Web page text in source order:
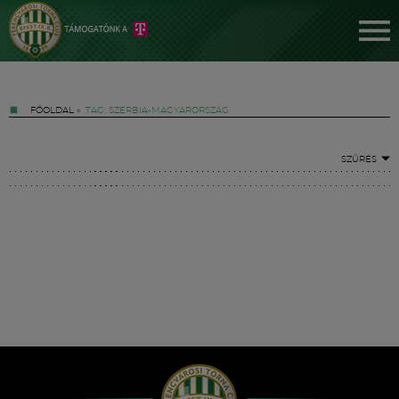
FŐOLDAL » TAG: SZERBIA-MAGYARORSZÁG
SZŰRÉS
Hírek